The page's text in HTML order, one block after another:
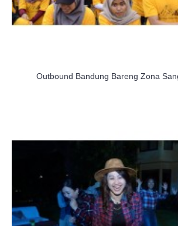
Outbound Bandung Bareng Zona